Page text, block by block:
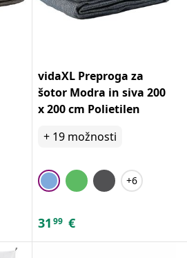
vidaXL Preproga za
šotor Modra in siva 200
x 200 cm Polietilen
+ 19 možnosti
+6
31 99 €